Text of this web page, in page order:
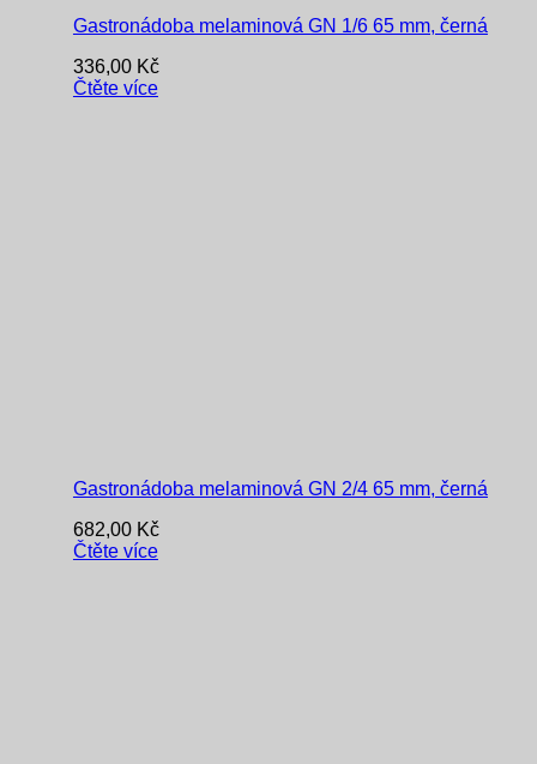
Gastronádoba melaminová GN 1/6 65 mm, černá
336,00 Kč
Čtěte více
Gastronádoba melaminová GN 2/4 65 mm, černá
682,00 Kč
Čtěte více